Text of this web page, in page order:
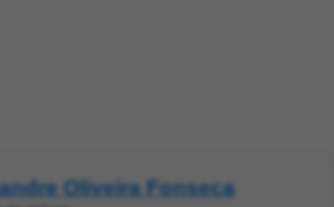
Oliveira Fonseca